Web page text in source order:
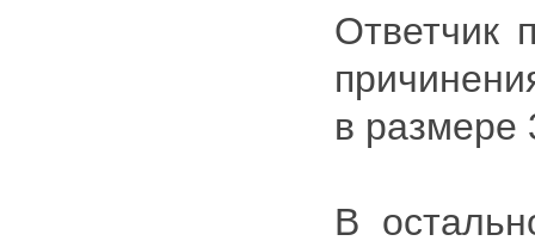
Ответчик
в размере
В